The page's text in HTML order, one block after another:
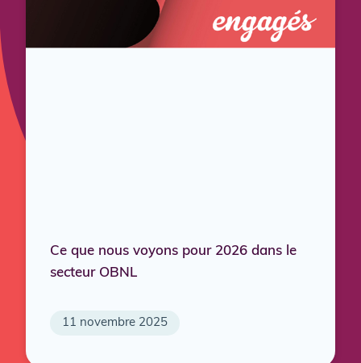
Ce que nous voyons pour 2026 dans le
secteur OBNL
11 novembre 2025